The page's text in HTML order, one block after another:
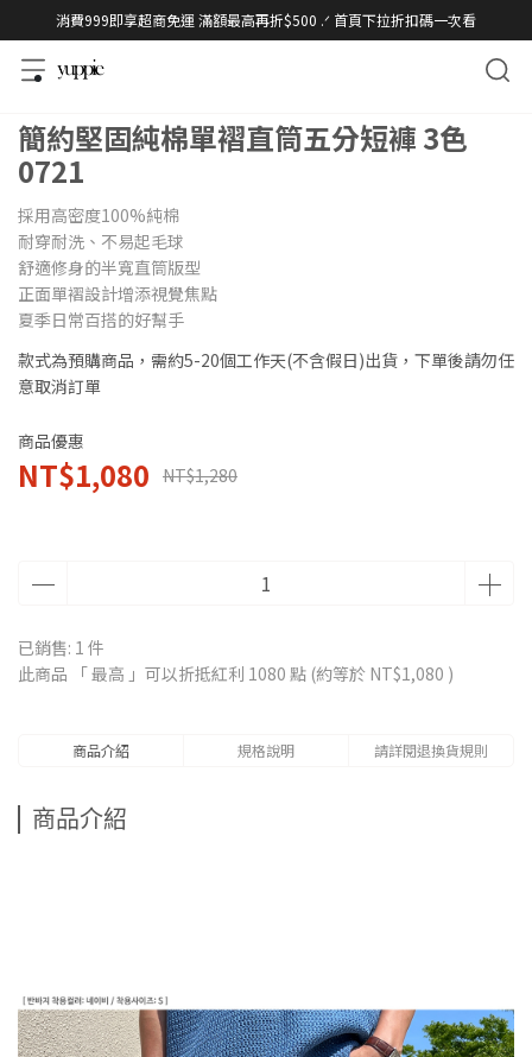
消費999即享超商免運 滿額最高再折$500 .ᐟ 首頁下拉折扣碼一次看
簡約堅固純棉單褶直筒五分短褲 3色
0721
採用高密度100%純棉
耐穿耐洗、不易起毛球
舒適修身的半寬直筒版型
正面單褶設計增添視覺焦點
夏季日常百搭的好幫手
款式為預購商品，需約5-20個工作天(不含假日)出貨，下單後請勿任
意取消訂單
商品優惠
NT$1,080 NT$1,280
已銷售: 1 件
此商品 「 最高 」可以折抵紅利 1080 點 (約等於 NT$1,080 )
商品介紹 規格說明 請詳閱退換貨規則
商品介紹